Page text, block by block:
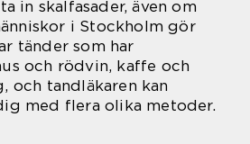
in skalfasader, även om
i Stockholm gör
tänder som har
och rödvin, kaffe och
och tandläkaren kan
med flera olika metoder.